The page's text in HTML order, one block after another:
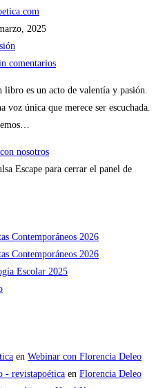
2025
comentarios
es un acto de valentía y pasión.
voz única que merece ser escuchada.
nosotros
Escape para cerrar el panel de
Contemporáneos 2026
Contemporáneos 2026
Escolar 2025
en Webinar con Florencia Deleo
- revistapoética en Florencia Deleo